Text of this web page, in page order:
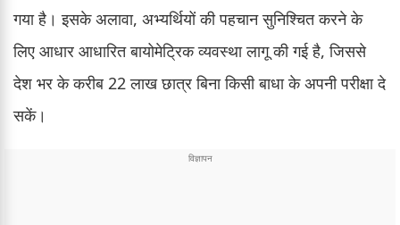
गया है। इसके अलावा, अभ्यर्थियों की पहचान सुनिश्चित करने के
लिए आधार आधारित बायोमेट्रिक व्यवस्था लागू की गई है, जिससे
देश भर के करीब 22 लाख छात्र बिना किसी बाधा के अपनी परीक्षा दे
सकें।